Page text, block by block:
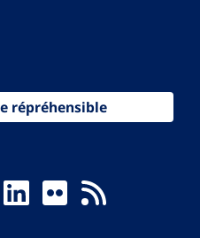
répréhensible